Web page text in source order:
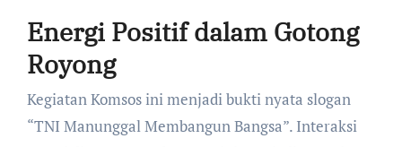
Energi Positif dalam Gotong
Royong
​Kegiatan Komsos ini menjadi bukti nyata slogan
“TNI Manunggal Membangun Bangsa”. Interaksi